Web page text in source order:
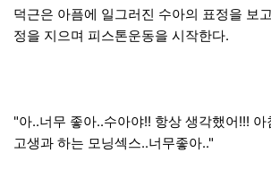
덕근은 아픔에 일그러진 수아의 표정을 보
정을 지으며 피스톤운동을 시작한다.
"아..너무 좋아..수아야!! 항상 생각했어!!!
고생과 하는 모닝섹스..너무좋아.."